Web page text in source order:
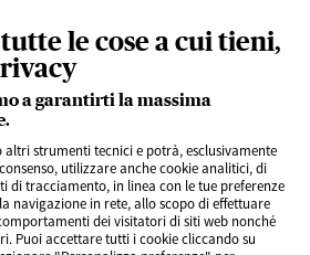
le cose a cui tieni,
a garantirti la massima
altri strumenti tecnici e potrà, esclusivamente
utilizzare anche cookie analitici, di
di tracciamento, in linea con le tue preferenze
navigazione in rete, allo scopo di effettuare
dei visitatori di siti web nonché
Puoi accettare tutti i cookie cliccando su